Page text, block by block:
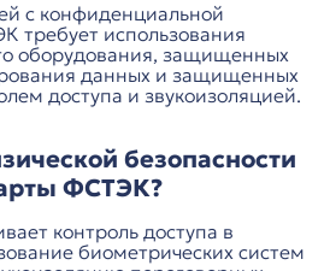
с конфиденциальной
требует использования
оборудования, защищенных
данных и защищенных
доступа и звукоизоляцией.
безопасности
ФСТЭК?
контроль доступа в
биометрических систем